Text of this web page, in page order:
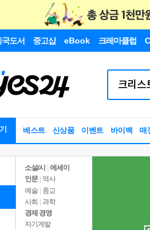
국도서 중고샵 eBook 크레마클럽
베스트 신상품 이벤트 바이백 매
소설/시
에세이
인문
역사
예술 | 종교
사회 | 과학
경제 경영
자기계발